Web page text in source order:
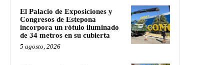
El Palacio de Exposiciones y
Congresos de Estepona
incorpora un rótulo iluminado
de 34 metros en su cubierta
5 agosto, 2026